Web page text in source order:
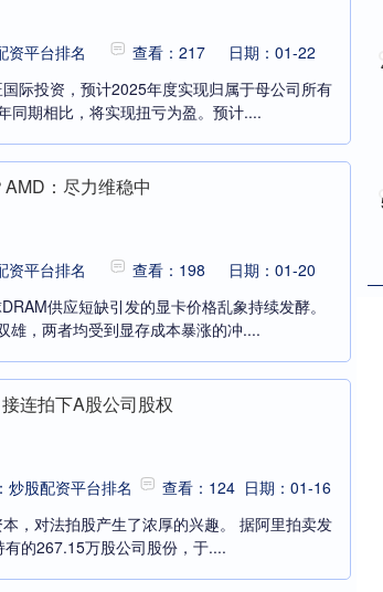
资平台排名 查看：217
日期：01-22
际投资，预计2025年度实现归属于母公司所有
同期相比，将实现扭亏为盈。预计....
：尽力维稳中
资平台排名 查看：198
日期：01-20
供应短缺引发的显卡价格乱象持续发酵。
雄，两者均受到显存成本暴涨的冲....
连拍下A股公司股权
炒股配资平台排名 查看：124 日期：01-16
，对法拍股产生了浓厚的兴趣。 据阿里拍卖发
的267.15万股公司股份，于....